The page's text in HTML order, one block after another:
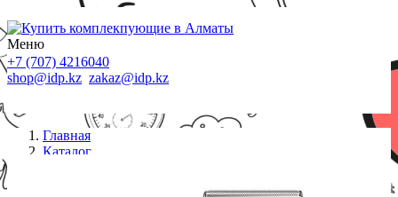
Меню
+7 (707) 4216040
shop@idp.kz zakaz@idp.kz
Главная
Каталог